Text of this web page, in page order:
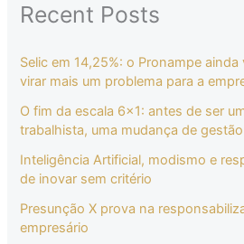
Recent Posts
Selic em 14,25%: o Pronampe
virar mais um problema para a
O fim da escala 6×1: antes de ser
trabalhista, uma mudança de gestão
Inteligência Artificial, modismo e
de inovar sem critério
Presunção X prova na
empresário